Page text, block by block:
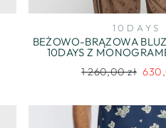
10DAYS
BEŻOWO-BRĄZOWA
10DAYS Z
Regularna
1 260,00 zł Cena